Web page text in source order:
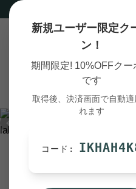
新規ユーザー限定ク
ン！
期間限定! 10%OFFクー
です
取得後、決済画面で自動適
れます
コード:
アウトドアテーブル専門通
10,000円以上の
Previous slide